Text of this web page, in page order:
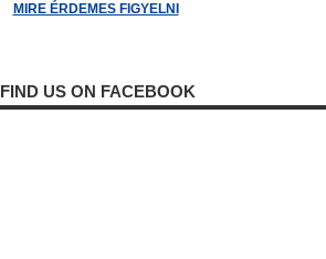
MIRE ÉRDEMES FIGYELNI
FIND US ON FACEBOOK